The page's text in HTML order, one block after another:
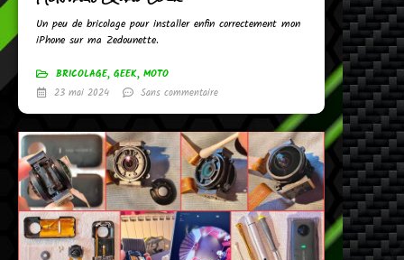
Un peu de bricolage pour installer enfin correctement mon
iPhone sur ma Zedounette.
BRICOLAGE, GEEK, MOTO
23 mai 2024
Sans commentaire